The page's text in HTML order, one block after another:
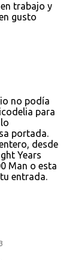
trabajo y
gusto
no podía
para
portada.
desde
Years
Man o esta
entrada.